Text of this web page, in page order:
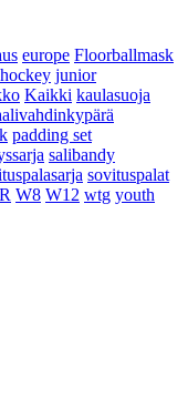
europe Floorballmask
junior
Kaikki kaulasuoja
padding set
salibandy
sovituspalat
W8 W12 wtg youth